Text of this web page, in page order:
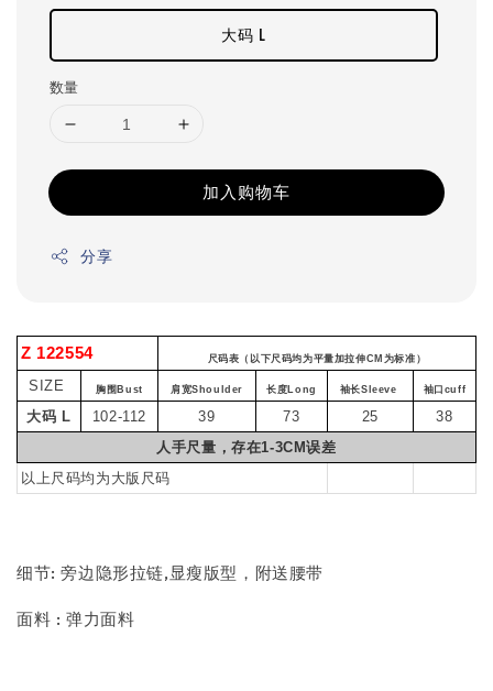
大码 L
数量
加入购物车
分享
Z 122554 尺码表（以下尺码均为平量加拉伸CM为标准）
SIZE 胸围Bust 肩宽Shoulder 长度Long 袖长Sleeve 袖口cuff
大码 L 102-112 39 73 25
38
人手尺量，存在1-3CM误差
以上尺码均为大版尺码
细节: 旁边隐形拉链,显瘦版型，附送腰带
面料 : 弹力面料